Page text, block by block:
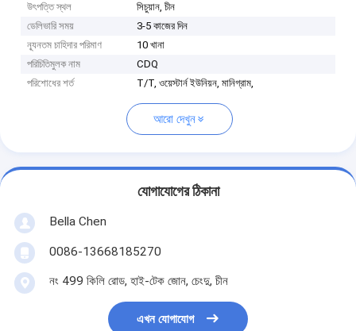
উৎপত্তি স্থল
সিচুয়ান, চীন
ডেলিভারি সময়
3-5 কাজের দিন
ন্যূনতম চাহিদার পরিমাণ
10 খানা
পরিচিতিমুলক নাম
CDQ
পরিশোধের শর্ত
T/T, ওয়েস্টার্ন ইউনিয়ন, মানিগ্রাম,
আরো দেখুন
যোগাযোগের ঠিকানা
Bella Chen
0086-13668185270
নং 499 কিলি রোড, হাই-টেক জোন, চেংদু, চীন
এখন যোগাযোগ